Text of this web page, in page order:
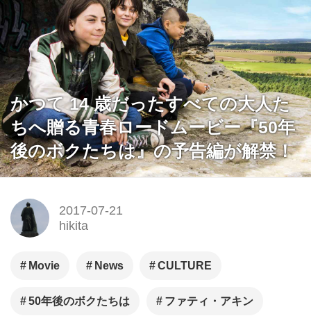
かつて 14 歳だったすべての大人た
ちへ贈る青春ロードムービー『50年
後のボクたちは』の予告編が解禁！
2017-07-21
hikita
Movie News CULTURE
50年後のボクたちは ファティ・アキン